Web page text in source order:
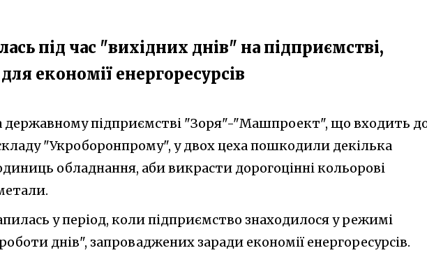
під час "вихідних днів" на підприємстві,
економії енергоресурсів
державному підприємстві "Зоря"-"Машпроект", що входить
"Укроборонпрому", у двох цеха пошкодили декілька
обладнання, аби викрасти дорогоцінні кольорові
у період, коли підприємство знаходилося у режимі
днів", запроваджених заради економії енергоресурсів.